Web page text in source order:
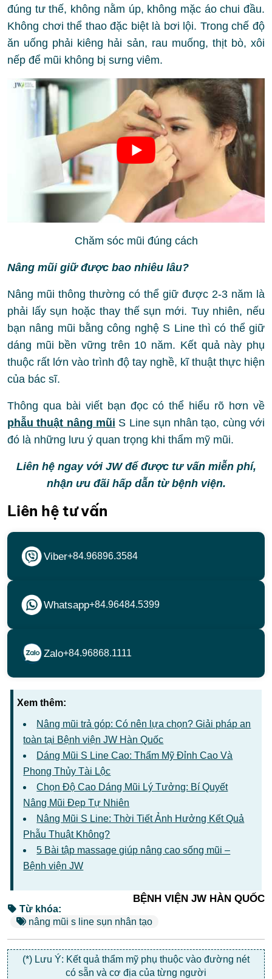
đúng tư thế, không nằm úp, không mặc áo chui đầu.
Không chơi thể thao đặc biệt là bơi lội. Trong chế độ
ăn uống phải kiêng hải sản, rau muống, thịt bò, xôi
nếp để mũi không bị sưng viêm.
Chăm sóc mũi đúng cách
Nâng mũi giữ được bao nhiêu lâu?
Nâng mũi thông thường có thể giữ được 2-3 năm là
phải lấy sụn hoặc thay thế sụn mới. Tuy nhiên, nếu
bạn nâng mũi bằng công nghệ S Line thì có thể giữ
dáng mũi bền vững trên 10 năm. Kết quả này phụ
thuộc rất lớn vào trình độ tay nghề, kĩ thuật thực hiện
của bác sĩ.
Thông qua bài viết bạn đọc có thể hiểu rõ hơn về
phẫu thuật nâng mũi S Line sụn nhân tạo, cùng với
đó là những lưu ý quan trọng khi thẩm mỹ mũi.
Liên hệ ngay với JW để được tư vấn miễn phí,
nhận ưu đãi hấp dẫn từ bệnh viện.
Liên hệ tư vấn
Viber+84.96896.3584
Whatsapp+84.96484.5399
Zalo+84.96868.1111
Xem thêm:
Nâng mũi trả góp: Có nên lựa chọn? Giải pháp an
toàn tại Bệnh viện JW Hàn Quốc
Dáng Mũi S Line Cao: Thẩm Mỹ Đỉnh Cao Và
Phong Thủy Tài Lộc
Chọn Độ Cao Dáng Mũi Lý Tưởng: Bí Quyết
Nâng Mũi Đẹp Tự Nhiên
Nâng Mũi S Line: Thời Tiết Ảnh Hưởng Kết Quả
Phẫu Thuật Không?
5 Bài tập massage giúp nâng cao sống mũi –
Bệnh viện JW
BỆNH VIỆN JW HÀN QUỐC
Từ khóa:
nâng mũi s line sụn nhân tạo
(*) Lưu Ý: Kết quả thẩm mỹ phụ thuộc vào đường nét
có sẵn và cơ địa của từng người